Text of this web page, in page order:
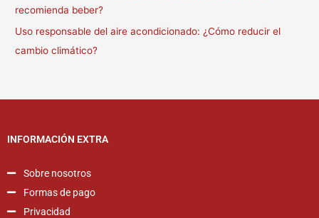
recomienda beber?
Uso responsable del aire acondicionado: ¿Cómo reducir el
cambio climático?
INFORMACIÓN EXTRA
Sobre nosotros
Formas de pago
Privacidad